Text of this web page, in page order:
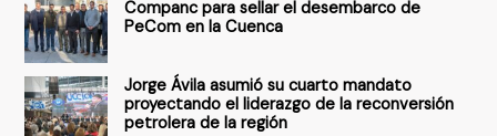
o
r
:
Companc para sellar el desembarco de
PeCom en la Cuenca
Jorge Ávila asumió su cuarto mandato
proyectando el liderazgo de la reconversión
petrolera de la región